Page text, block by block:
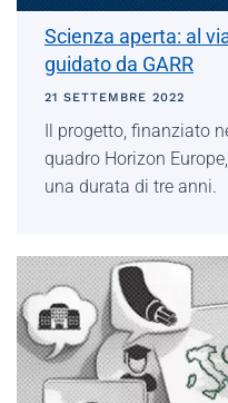
Scienza aperta: al
guidato da GARR
21 SETTEMBRE 2022
Il progetto, finanziato
quadro Horizon
una durata di tre anni.